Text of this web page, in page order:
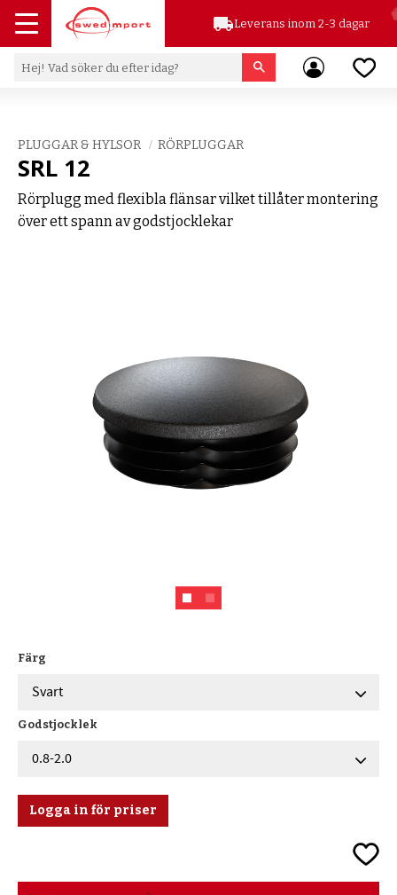
Meny
local_shippingLeverans inom 2-3 dagar
PLUGGAR & HYLSOR RÖRPLUGGAR
SRL 12
Rörplugg med flexibla flänsar vilket tillåter montering
över ett spann av godstjocklekar
Färg
Godstjocklek
Logga in för priser
Lägg